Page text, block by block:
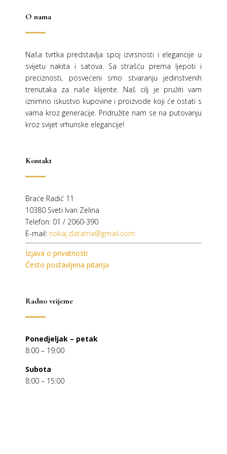
O nama
Naša tvrtka predstavlja spoj izvrsnosti i elegancije u
svijetu nakita i satova. Sa strašću prema ljepoti i
preciznosti, posvećeni smo stvaranju jedinstvenih
trenutaka za naše klijente. Naš cilj je pružiti vam
iznimno iskustvo kupovine i proizvode koji će ostati s
vama kroz generacije. Pridružite nam se na putovanju
kroz svijet vrhunske elegancije!
Kontakt
Braće Radić 11
10380 Sveti Ivan Zelina
Telefon: 01 / 2060-390
E-mail: nokaj.zlatarna@gmail.com
Izjava o privatnosti
Često postavljena pitanja
Radno vrijeme
Ponedjeljak – petak
8:00 – 19:00
Subota
8:00 – 15:00